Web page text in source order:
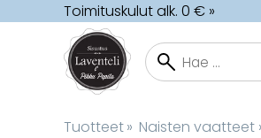
Toimituskulut alk. 0 € »
Tuotteet‪» Naisten vaatteet